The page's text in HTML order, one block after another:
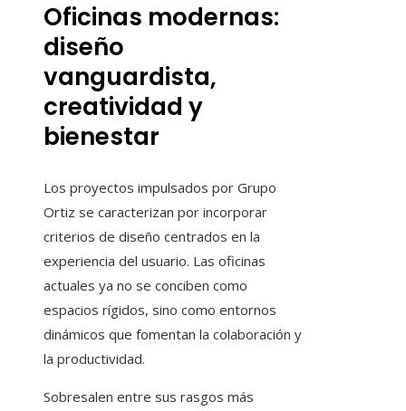
Oficinas modernas:
diseño
vanguardista,
creatividad y
bienestar
Los proyectos impulsados por Grupo
Ortiz se caracterizan por incorporar
criterios de diseño centrados en la
experiencia del usuario. Las oficinas
actuales ya no se conciben como
espacios rígidos, sino como entornos
dinámicos que fomentan la colaboración y
la productividad.
Sobresalen entre sus rasgos más